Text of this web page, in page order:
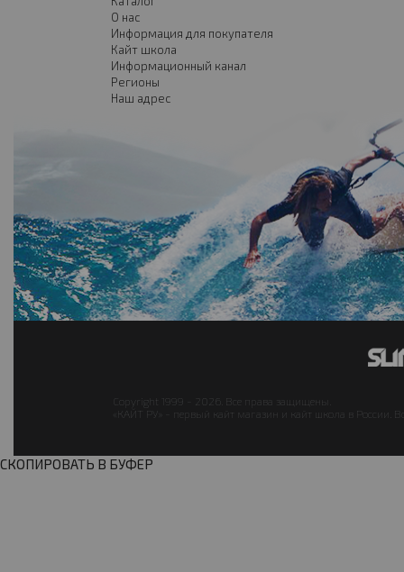
О нас
Информация для покупателя
Кайт школа
Информационный канал
Регионы
Наш адрес
Copyright 1999 - 2026. Все права защищены.
«КАЙТ РУ» - первый кайт магазин и кайт школа в России.
СКОПИРОВАТЬ В БУФЕР